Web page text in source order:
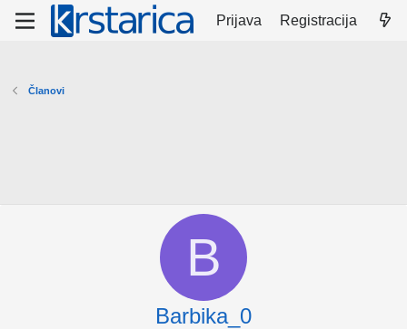
Prijava Registracija
Članovi
B
Barbika_0